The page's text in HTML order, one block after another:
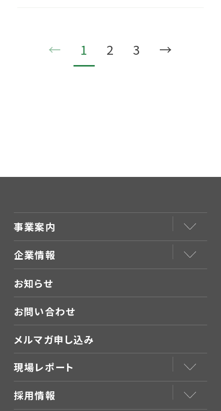
← 1 2 3 →
事業案内
企業情報
お知らせ
お問い合わせ
メルマガ申し込み
現場レポート
採用情報